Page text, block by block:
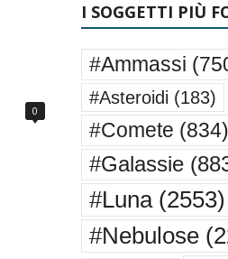
0
I SOGGETTI PIÙ
#Ammassi
#Asteroidi (183)
#Comete (834)
#Galassie
#Luna(2553)
#Nebulose